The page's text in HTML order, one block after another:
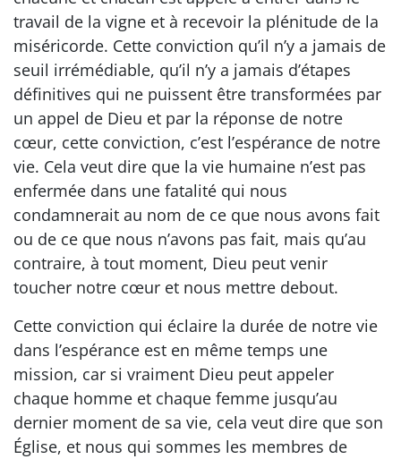
travail de la vigne et à recevoir la plénitude de la
miséricorde. Cette conviction qu’il n’y a jamais de
seuil irrémédiable, qu’il n’y a jamais d’étapes
définitives qui ne puissent être transformées par
un appel de Dieu et par la réponse de notre
cœur, cette conviction, c’est l’espérance de notre
vie. Cela veut dire que la vie humaine n’est pas
enfermée dans une fatalité qui nous
condamnerait au nom de ce que nous avons fait
ou de ce que nous n’avons pas fait, mais qu’au
contraire, à tout moment, Dieu peut venir
toucher notre cœur et nous mettre debout.
Cette conviction qui éclaire la durée de notre vie
dans l’espérance est en même temps une
mission, car si vraiment Dieu peut appeler
chaque homme et chaque femme jusqu’au
dernier moment de sa vie, cela veut dire que son
Église, et nous qui sommes les membres de